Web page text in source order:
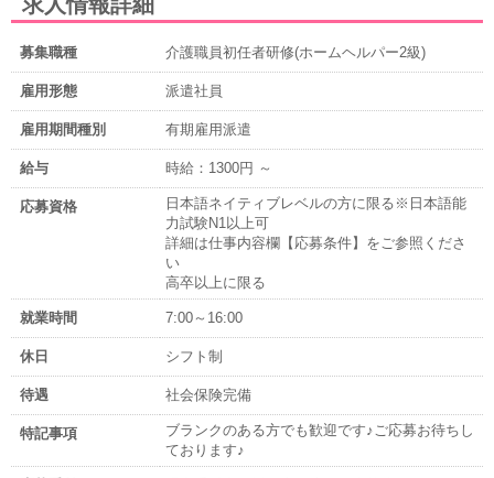
募集職種 介護職員初任者研修(ホームヘルパー2級)
雇用形態 派遣社員
雇用期間種別 有期雇用派遣
給与 時給：1300円 ～
応募資格
日本語ネイティブレベルの方に限る※日本語能
力試験N1以上可
詳細は仕事内容欄【応募条件】をご参照くださ
い
高卒以上に限る
就業時間 7:00～16:00
休日 シフト制
待遇 社会保険完備
特記事項
ブランクのある方でも歓迎です♪ご応募お待ちし
ております♪